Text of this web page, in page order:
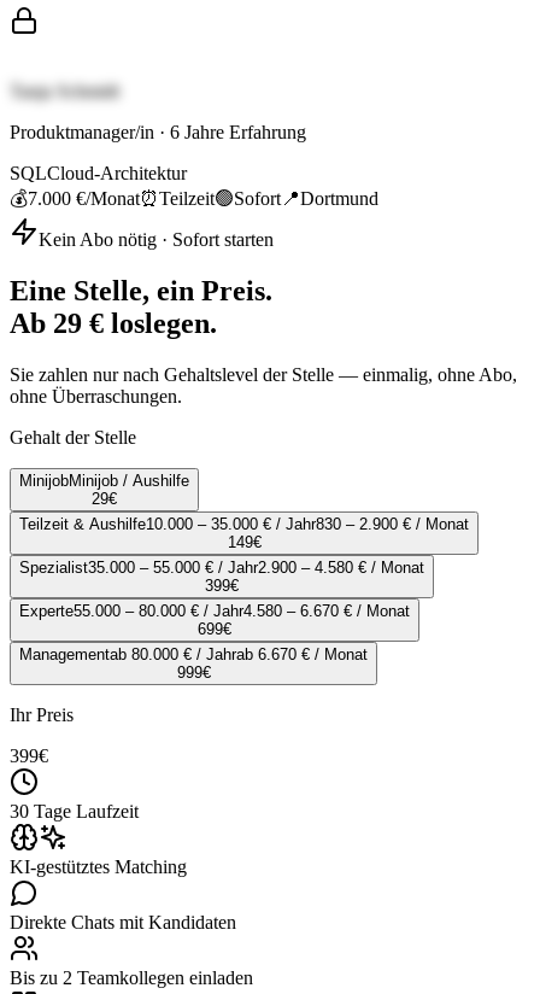
Tanja Schmidt
Produktmanager/in · 6 Jahre Erfahrung
SQLCloud-Architektur
💰7.000 €/Monat⏰Teilzeit🟢Sofort 📍Dortmund
Kein Abo nötig · Sofort starten
Eine Stelle, ein Preis.
Ab 29 € loslegen.
Sie zahlen nur nach Gehaltslevel der Stelle — einmalig, ohne Abo,
ohne Überraschungen.
Gehalt der Stelle
MinijobMinijob / Aushilfe
29€
Teilzeit & Aushilfe10.000 – 35.000 € / Jahr830 – 2.900 € / Monat
149€
Spezialist35.000 – 55.000 € / Jahr2.900 – 4.580 € / Monat
399€
Experte55.000 – 80.000 € / Jahr4.580 – 6.670 € / Monat
699€
Managementab 80.000 € / Jahrab 6.670 € / Monat
999€
Ihr Preis
399€
30 Tage Laufzeit
KI-gestütztes Matching
Direkte Chats mit Kandidaten
Bis zu 2 Teamkollegen einladen